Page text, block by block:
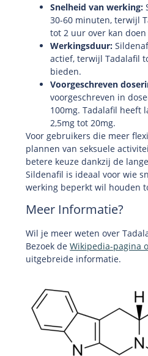
Snelheid van werking:
30-60 minuten, terwijl
tot 2 uur over kan
Werkingsduur:
actief, terwijl Tadalafil
bieden.
Voorgeschreven
voorgeschreven in
100mg. Tadalafil heeft
2,5mg tot 20mg.
Voor gebruikers die meer
plannen van seksuele
betere keuze dankzij de
Sildenafil is ideaal voor wie
werking beperkt wil houden
Meer Informatie?
Wil je meer weten over
Bezoek deWikipedia-pagina
uitgebreide informatie.